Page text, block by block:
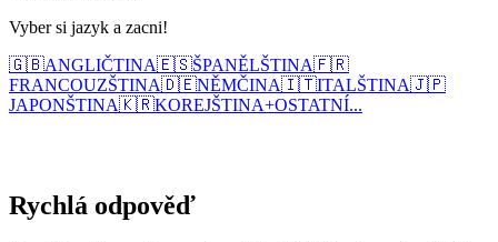
Vyber si jazyk a zacni!
🇬🇧ANGLIČTINA🇪🇸ŠPANĚLŠTINA🇫🇷
FRANCOUZŠTINA🇩🇪NĚMČINA🇮🇹ITALŠTINA🇯🇵
JAPONŠTINA🇰🇷KOREJŠTINA+OSTATNÍ...
Rychlá odpověď